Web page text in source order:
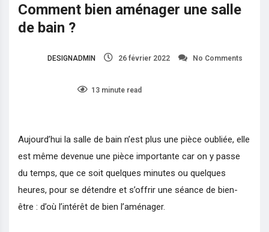
Comment bien aménager une salle
de bain ?
DESIGNADMIN 26 février 2022 No Comments
13 minute read
Aujourd’hui la salle de bain n’est plus une pièce oubliée, elle
est même devenue une pièce importante car on y passe
du temps, que ce soit quelques minutes ou quelques
heures, pour se détendre et s’offrir une séance de bien-
être : d’où l’intérêt de bien l’aménager.